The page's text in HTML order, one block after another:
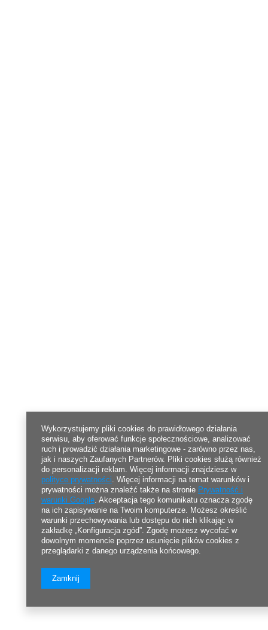
Wykorzystujemy pliki cookies do prawidłowego działania
serwisu, aby oferować funkcje społecznościowe, analizować
ruch i prowadzić działania marketingowe - zarówno przez nas,
jak i naszych Zaufanych Partnerów. Pliki cookies służą również
do personalizacji reklam. Więcej informacji znajdziesz w
polityce prywatności. Więcej informacji na temat warunków i
prywatności można znaleźć także na stronie Prywatność i
warunki Google. Akceptacja tego komunikatu oznacza zgodę
na ich zapisywanie na Twoim komputerze. Możesz określić
warunki przechowywania lub dostępu do nich klikając w
zakładkę „Konfiguracja zgód”. Zgodę możesz wycofać w
dowolnym momencie poprzez usunięcie plików cookies z
przeglądarki z danego urządzenia końcowego.
Zamknij